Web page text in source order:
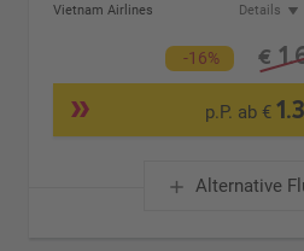
Vietnam Airlines
Details
-16% €
p.P. ab €
Alternative